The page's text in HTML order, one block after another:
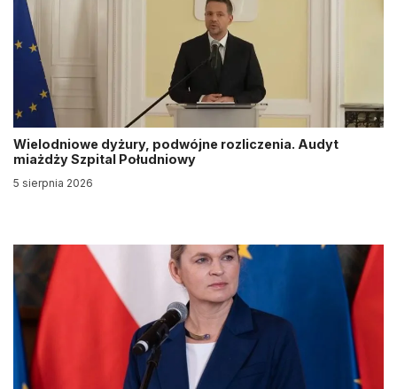
Wielodniowe dyżury, podwójne rozliczenia. Audyt
miażdży Szpital Południowy
5 sierpnia 2026